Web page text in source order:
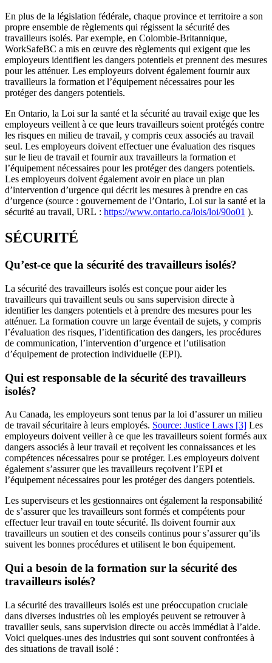
En plus de la législation fédérale, chaque province et territoire a son
propre ensemble de règlements qui régissent la sécurité des
travailleurs isolés. Par exemple, en Colombie-Britannique,
WorkSafeBC a mis en œuvre des règlements qui exigent que les
employeurs identifient les dangers potentiels et prennent des mesures
pour les atténuer. Les employeurs doivent également fournir aux
travailleurs la formation et l’équipement nécessaires pour les
protéger des dangers potentiels.
En Ontario, la Loi sur la santé et la sécurité au travail exige que les
employeurs veillent à ce que leurs travailleurs soient protégés contre
les risques en milieu de travail, y compris ceux associés au travail
seul. Les employeurs doivent effectuer une évaluation des risques
sur le lieu de travail et fournir aux travailleurs la formation et
l’équipement nécessaires pour les protéger des dangers potentiels.
Les employeurs doivent également avoir en place un plan
d’intervention d’urgence qui décrit les mesures à prendre en cas
d’urgence (source : gouvernement de l’Ontario, Loi sur la santé et la
sécurité au travail, URL : https://www.ontario.ca/lois/loi/90o01 ).
SÉCURITÉ
Qu’est-ce que la sécurité des travailleurs isolés?
La sécurité des travailleurs isolés est conçue pour aider les
travailleurs qui travaillent seuls ou sans supervision directe à
identifier les dangers potentiels et à prendre des mesures pour les
atténuer. La formation couvre un large éventail de sujets, y compris
l’évaluation des risques, l’identification des dangers, les procédures
de communication, l’intervention d’urgence et l’utilisation
d’équipement de protection individuelle (EPI).
Qui est responsable de la sécurité des travailleurs
isolés?
Au Canada, les employeurs sont tenus par la loi d’assurer un milieu
de travail sécuritaire à leurs employés. Source: Justice Laws [3] Les
employeurs doivent veiller à ce que les travailleurs soient formés aux
dangers associés à leur travail et reçoivent les connaissances et les
compétences nécessaires pour se protéger. Les employeurs doivent
également s’assurer que les travailleurs reçoivent l’EPI et
l’équipement nécessaires pour les protéger des dangers potentiels.
Les superviseurs et les gestionnaires ont également la responsabilité
de s’assurer que les travailleurs sont formés et compétents pour
effectuer leur travail en toute sécurité. Ils doivent fournir aux
travailleurs un soutien et des conseils continus pour s’assurer qu’ils
suivent les bonnes procédures et utilisent le bon équipement.
Qui a besoin de la formation sur la sécurité des
travailleurs isolés?
La sécurité des travailleurs isolés est une préoccupation cruciale
dans diverses industries où les employés peuvent se retrouver à
travailler seuls, sans supervision directe ou accès immédiat à l’aide.
Voici quelques-unes des industries qui sont souvent confrontées à
des situations de travail isolé :